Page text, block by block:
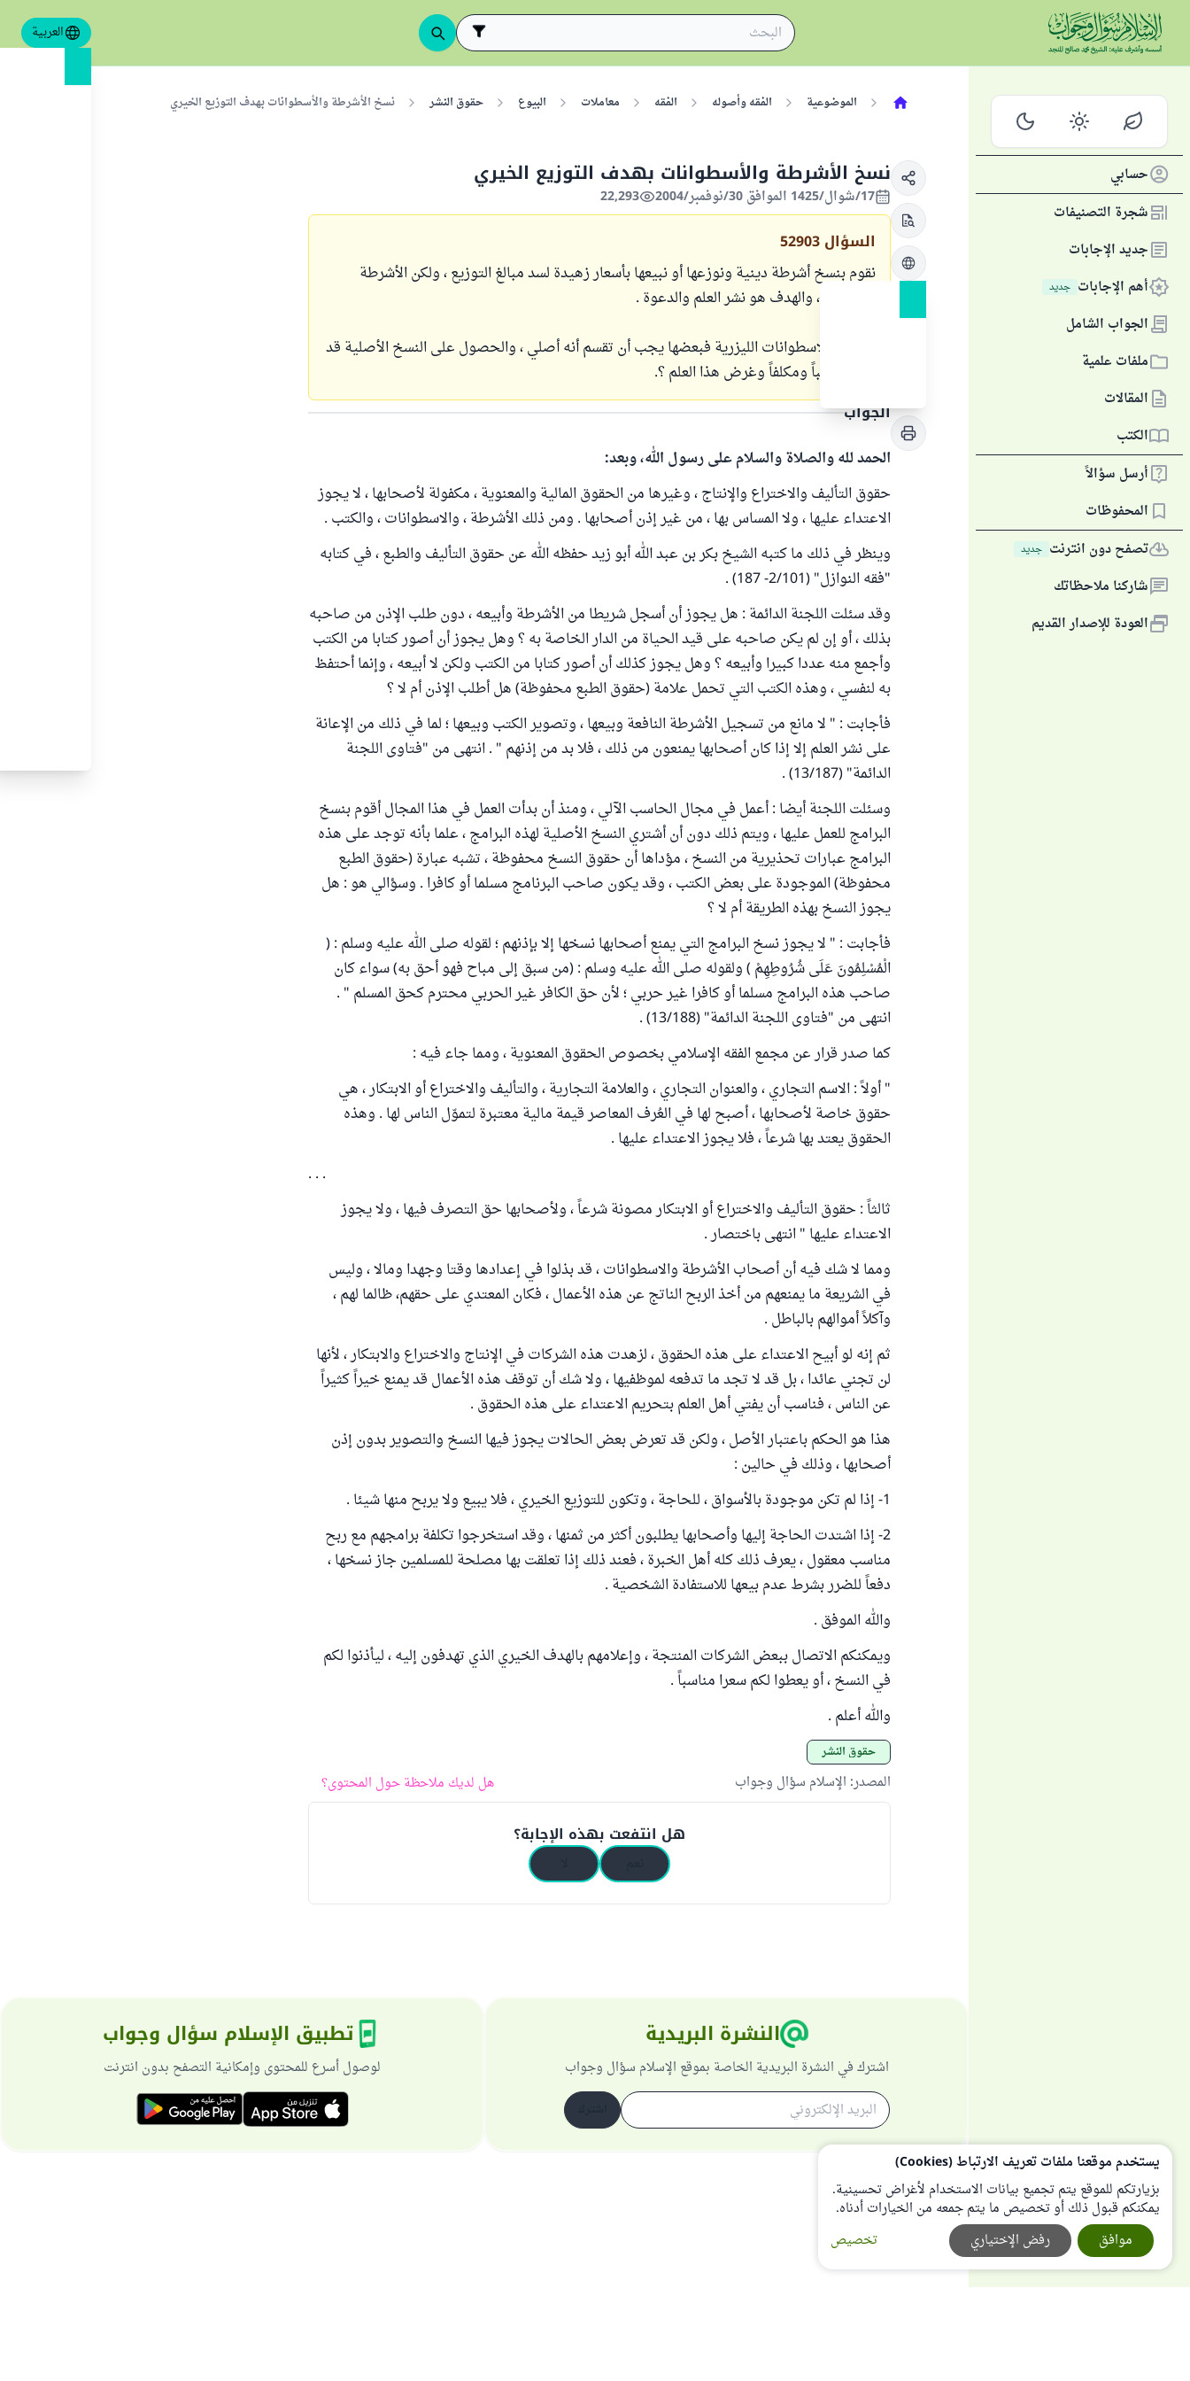
العربية
حسابي
شجرة التصنيفات
جديد الإجابات
أهم الإجابات جديد
الجواب الشامل
ملفات علمية
المقالات
الكتب
أرسل سؤالاً
المحفوظات
تصفح دون انترنت جديد
شاركنا ملاحظاتك
العودة للإصدار القديم
الموضوعية الفقه وأصوله الفقه معاملات البيوع حقوق النشر نسخ الأشرطة والأسطوانات بهدف التوزيع الخيري
نسخ الأشرطة والأسطوانات بهدف التوزيع الخيري
17/شوال/1425 الموافق 30/نوفمبر/2004 22,293
السؤال 52903
نقوم بنسخ أشرطة دينية ونوزعها أو نبيعها بأسعار زهيدة لسد مبالغ التوزيع ، ولكن الأشرطة
محفوظة ، والهدف هو نشر العلم والدعوة .
وبالمثل الاسطوانات الليزرية فبعضها يجب أن تقسم أنه أصلي ، والحصول على النسخ الأصلية قد
يكون صعباً ومكلفاً وغرض هذا العلم ؟.
الجواب
الحمد لله والصلاة والسلام على رسول الله، وبعد:
حقوق التأليف والاختراع والإنتاج ، وغيرها من الحقوق المالية والمعنوية ، مكفولة لأصحابها ، لا يجوز
الاعتداء عليها ، ولا المساس بها ، من غير إذن أصحابها . ومن ذلك الأشرطة ، والاسطوانات ، والكتب .
وينظر في ذلك ما كتبه الشيخ بكر بن عبد الله أبو زيد حفظه الله عن حقوق التأليف والطبع ، في كتابه
"فقه النوازل" (2/101- 187) .
وقد سئلت اللجنة الدائمة : هل يجوز أن أسجل شريطا من الأشرطة وأبيعه ، دون طلب الإذن من صاحبه
بذلك ، أو إن لم يكن صاحبه على قيد الحياة من الدار الخاصة به ؟ وهل يجوز أن أصور كتابا من الكتب
وأجمع منه عددا كبيرا وأبيعه ؟ وهل يجوز كذلك أن أصور كتابا من الكتب ولكن لا أبيعه ، وإنما أحتفظ
به لنفسي ، وهذه الكتب التي تحمل علامة (حقوق الطبع محفوظة) هل أطلب الإذن أم لا ؟
فأجابت : " لا مانع من تسجيل الأشرطة النافعة وبيعها ، وتصوير الكتب وبيعها ؛ لما في ذلك من الإعانة
على نشر العلم إلا إذا كان أصحابها يمنعون من ذلك ، فلا بد من إذنهم " . انتهى من "فتاوى اللجنة
الدائمة" (13/187) .
وسئلت اللجنة أيضا : أعمل في مجال الحاسب الآلي ، ومنذ أن بدأت العمل في هذا المجال أقوم بنسخ
البرامج للعمل عليها ، ويتم ذلك دون أن أشتري النسخ الأصلية لهذه البرامج ، علما بأنه توجد على هذه
البرامج عبارات تحذيرية من النسخ ، مؤداها أن حقوق النسخ محفوظة ، تشبه عبارة (حقوق الطبع
محفوظة) الموجودة على بعض الكتب ، وقد يكون صاحب البرنامج مسلما أو كافرا . وسؤالي هو : هل
يجوز النسخ بهذه الطريقة أم لا ؟
فأجابت : " لا يجوز نسخ البرامج التي يمنع أصحابها نسخها إلا بإذنهم ؛ لقوله صلى الله عليه وسلم : (
الْمُسْلِمُونَ عَلَى شُرُوطِهِمْ ) ولقوله صلى الله عليه وسلم : (من سبق إلى مباح فهو أحق به) سواء كان
صاحب هذه البرامج مسلما أو كافرا غير حربي ؛ لأن حق الكافر غير الحربي محترم كحق المسلم " .
انتهى من "فتاوى اللجنة الدائمة" (13/188) .
كما صدر قرار عن مجمع الفقه الإسلامي بخصوص الحقوق المعنوية ، ومما جاء فيه :
" أولاً : الاسم التجاري ، والعنوان التجاري ، والعلامة التجارية ، والتأليف والاختراع أو الابتكار ، هي
حقوق خاصة لأصحابها ، أصبح لها في العُرف المعاصر قيمة مالية معتبرة لتموّل الناس لها . وهذه
الحقوق يعتد بها شرعاً ، فلا يجوز الاعتداء عليها .
. . .
ثالثاً : حقوق التأليف والاختراع أو الابتكار مصونة شرعاً ، ولأصحابها حق التصرف فيها ، ولا يجوز
الاعتداء عليها " انتهى باختصار .
ومما لا شك فيه أن أصحاب الأشرطة والاسطوانات ، قد بذلوا في إعدادها وقتا وجهدا ومالا ، وليس
في الشريعة ما يمنعهم من أخذ الربح الناتج عن هذه الأعمال ، فكان المعتدي على حقهم، ظالما لهم ،
وآكلاً أموالهم بالباطل .
ثم إنه لو أبيح الاعتداء على هذه الحقوق ، لزهدت هذه الشركات في الإنتاج والاختراع والابتكار ، لأنها
لن تجني عائدا ، بل قد لا تجد ما تدفعه لموظفيها ، ولا شك أن توقف هذه الأعمال قد يمنع خيراً كثيراً
عن الناس ، فناسب أن يفتي أهل العلم بتحريم الاعتداء على هذه الحقوق .
هذا هو الحكم باعتبار الأصل ، ولكن قد تعرض بعض الحالات يجوز فيها النسخ والتصوير بدون إذن
أصحابها ، وذلك في حالين :
1- إذا لم تكن موجودة بالأسواق ، للحاجة ، وتكون للتوزيع الخيري ، فلا يبيع ولا يربح منها شيئا .
2- إذا اشتدت الحاجة إليها وأصحابها يطلبون أكثر من ثمنها ، وقد استخرجوا تكلفة برامجهم مع ربح
مناسب معقول ، يعرف ذلك كله أهل الخبرة ، فعند ذلك إذا تعلقت بها مصلحة للمسلمين جاز نسخها ،
دفعاً للضرر بشرط عدم بيعها للاستفادة الشخصية .
والله الموفق .
ويمكنكم الاتصال ببعض الشركات المنتجة ، وإعلامهم بالهدف الخيري الذي تهدفون إليه ، ليأذنوا لكم
في النسخ ، أو يعطوا لكم سعرا مناسباً .
والله أعلم .
حقوق النشر
المصدر: الإسلام سؤال وجواب هل لديك ملاحظة حول المحتوى؟
هل انتفعت بهذه الإجابة؟
النشرة البريدية
اشترك في النشرة البريدية الخاصة بموقع الإسلام سؤال وجواب
تطبيق الإسلام سؤال وجواب
لوصول أسرع للمحتوى وإمكانية التصفح بدون انترنت
يستخدم موقعنا ملفات تعريف الارتباط (Cookies)
بزيارتكم للموقع يتم تجميع بيانات الاستخدام لأغراض تحسينية.
يمكنكم قبول ذلك أو تخصيص ما يتم جمعه من الخيارات أدناه.
تخصيص
رفض الإختياري موافق